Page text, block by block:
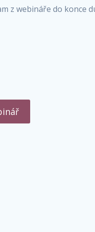
z webináře do konce